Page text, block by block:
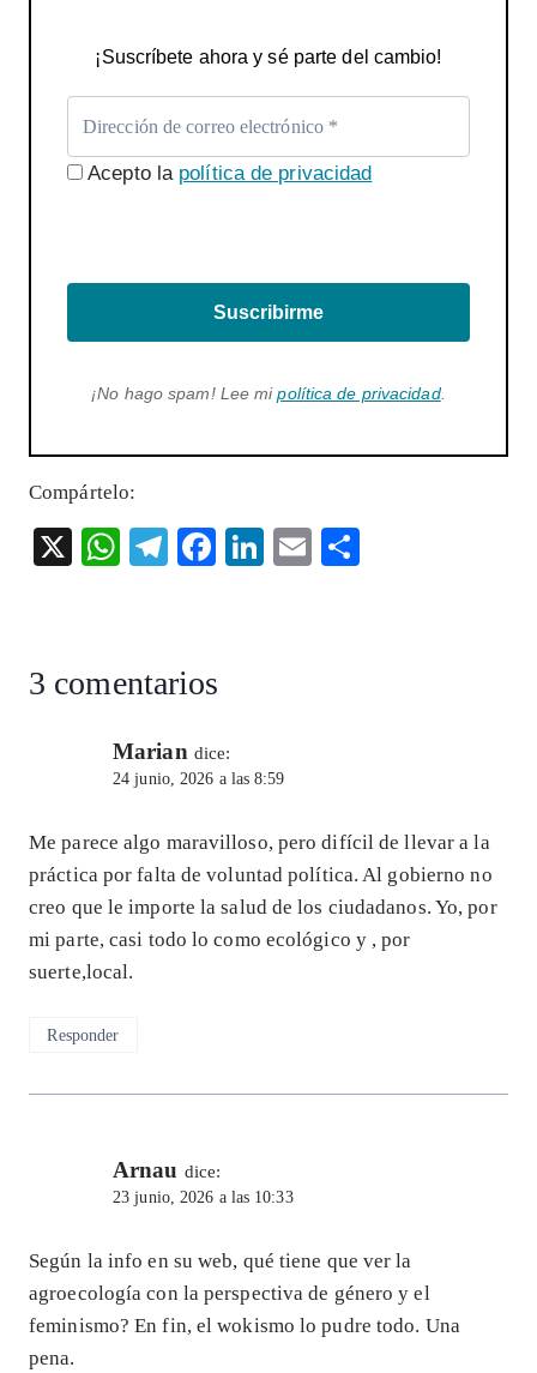
¡Suscríbete ahora y sé parte del cambio!
Acepto la política de privacidad
Suscribirme
¡No hago spam! Lee mipolítica de privacidad.
Compártelo:
X
W
p
p
T
ra
m
F
o
Li
E
3 comentarios
Marian dice:
24 junio, 2026 a las 8:59
Me parece algo maravilloso, pero difícil de llevar a la
práctica por falta de voluntad política. Al gobierno no
creo que le importe la salud de los ciudadanos. Yo, por
mi parte, casi todo lo como ecológico y , por
suerte,local.
Responder
Arnau dice:
23 junio, 2026 a las 10:33
Según la info en su web, qué tiene que ver la
agroecología con la perspectiva de género y el
feminismo? En fin, el wokismo lo pudre todo. Una
pena.